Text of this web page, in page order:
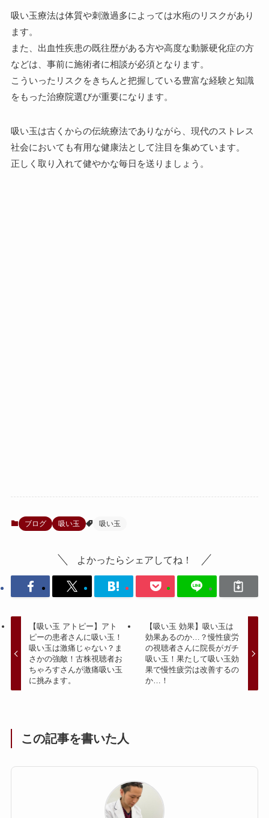
吸い玉療法は体質や刺激過多によっては水疱のリスクがあり
ます。
また、出血性疾患の既往歴がある方や高度な動脈硬化症の方
などは、事前に施術者に相談が必須となります。
こういったリスクをきちんと把握している豊富な経験と知識
をもった治療院選びが重要になります。
吸い玉は古くからの伝統療法でありながら、現代のストレス
社会においても有用な健康法として注目を集めています。
正しく取り入れて健やかな毎日を送りましょう。
ブログ 吸い玉 吸い玉
よかったらシェアしてね！
【吸い玉 アトピー】アト
ピーの患者さんに吸い玉！
吸い玉は激痛じゃない？ま
さかの強敵！古株視聴者お
ちゃろすさんが激痛吸い玉
に挑みます。
【吸い玉 効果】吸い玉は
効果あるのか…？慢性疲労
の視聴者さんに院長がガチ
吸い玉！果たして吸い玉効
果で慢性疲労は改善するの
か…！
この記事を書いた人